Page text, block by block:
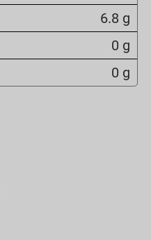
6.8 g
0 g
0 g